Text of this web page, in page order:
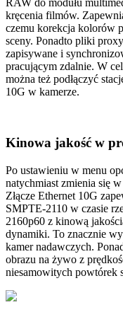
kręcenia filmów.
czemu korekcja kolorów
sceny. Ponadto pliki
zapisywane i
pracującym zdalnie. W
można też podłączyć
10G w kamerze.
Kinowa jakość w
Po ustawieniu w menu
natychmiast zmienia się
Złącze Ethernet 10G
SMPTE-2110 w czasie
2160p60 z kinową
dynamiki. To znacznie
kamer nadawczych.
obrazu na żywo z
niesamowitych powtórek